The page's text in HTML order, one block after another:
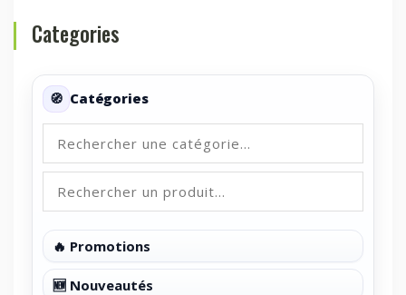
Categories
Catégories
🔥 Promotions
🆕 Nouveautés